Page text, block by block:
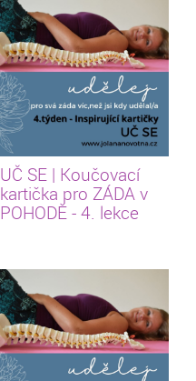
UČ SE | Koučovací
kartička pro ZÁDA v
POHODĚ - 4. lekce